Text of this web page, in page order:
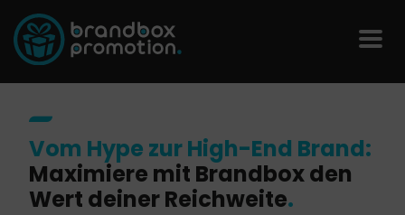
Vom Hype zur High-End Brand:
Maximiere mit Brandbox den
Wert deiner Reichweite.